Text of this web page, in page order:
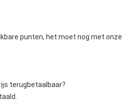
punten, het moet nog met onze
terugbetaalbaar?